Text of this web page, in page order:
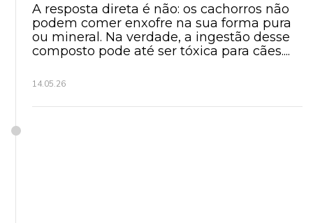
A resposta direta é não: os cachorros não
podem comer enxofre na sua forma pura
ou mineral. Na verdade, a ingestão desse
composto pode até ser tóxica para cães....
14.05.26